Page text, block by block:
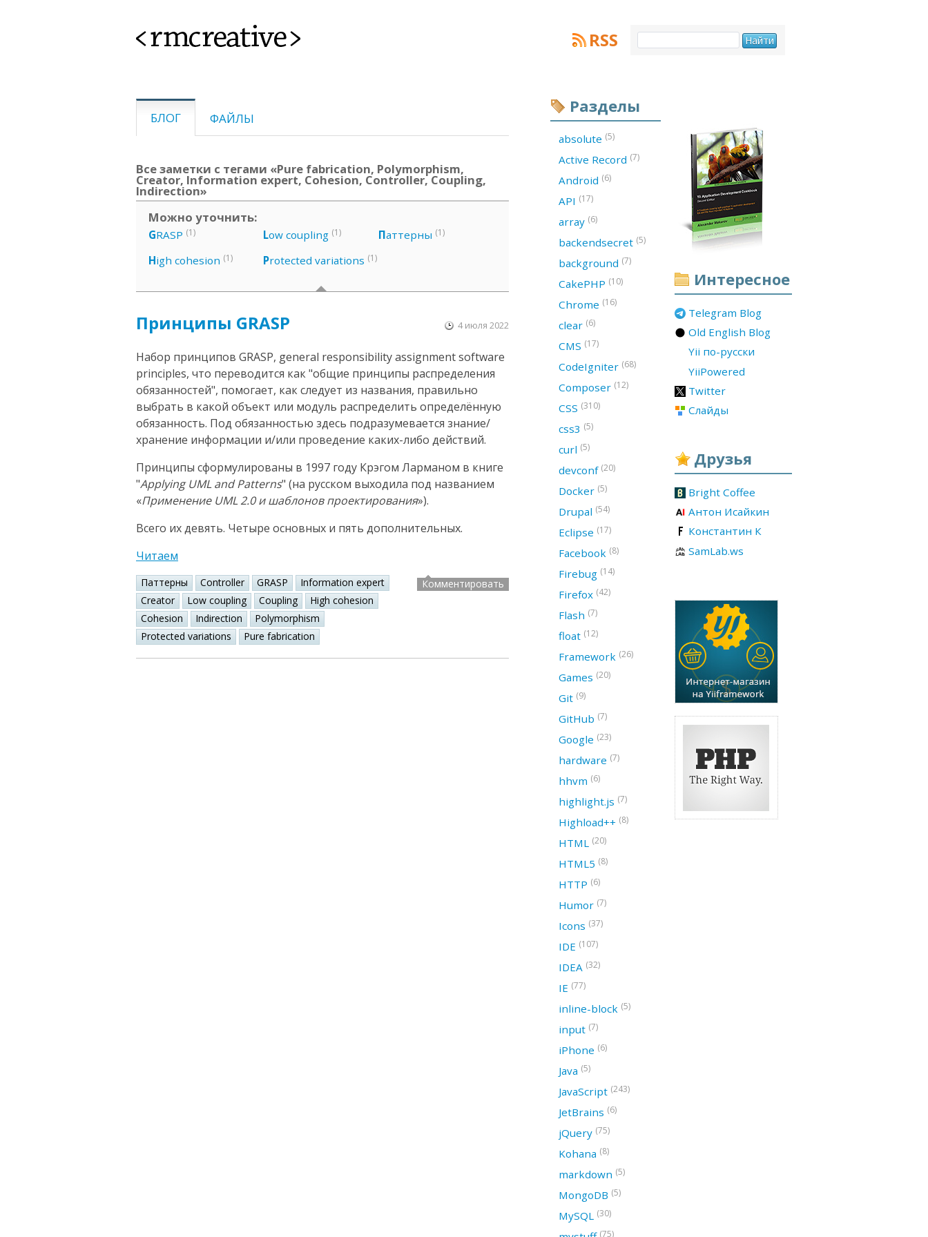
<rmcreative> RSS
БЛОГ ФАЙЛЫ
Все заметки с тегами «Pure fabrication, Polymorphism,
Creator, Information expert, Cohesion, Controller, Coupling,
Indirection»
Можно уточнить:
GRASP (1)
High cohesion (1)
Low coupling (1)
Protected variations (1)
Паттерны (1)
Принципы GRASP 4 июля 2022
Набор принципов GRASP, general responsibility assignment software
principles, что переводится как "общие принципы распределения
обязанностей", помогает, как следует из названия, правильно
выбрать в какой объект или модуль распределить определённую
обязанность. Под обязанностью здесь подразумевается знание/
хранение информации и/или проведение каких-либо действий.
Принципы сформулированы в 1997 году Крэгом Ларманом в книге
"Applying UML and Patterns" (на русском выходила под названием
«Применение UML 2.0 и шаблонов проектирования»).
Всего их девять. Четыре основных и пять дополнительных.
Читаем
Паттерны Controller GRASP
Information expert
Creator
Low coupling Coupling
High cohesion
Cohesion
Indirection
Polymorphism
Protected variations
Pure fabrication
Комментировать
Интересное
Telegram Blog
Old English Blog
Yii по-русски
YiiPowered
Twitter
Слайды
Друзья
Bright Coffee
Антон Исайкин
Константин К
SamLab.ws
Разделы
absolute (5)
Active Record (7)
Android (6)
API (17)
array (6)
backendsecret (5)
background (7)
CakePHP (10)
Chrome (16)
clear (6)
CMS (17)
CodeIgniter (68)
Composer (12)
CSS (310)
css3 (5)
curl (5)
devconf (20)
Docker (5)
Drupal (54)
Eclipse (17)
Facebook (8)
Firebug (14)
Firefox (42)
Flash (7)
float (12)
Framework (26)
Games (20)
Git (9)
GitHub (7)
Google (23)
hardware (7)
hhvm (6)
highlight.js (7)
Highload++ (8)
HTML (20)
HTML5 (8)
HTTP (6)
Humor (7)
Icons (37)
IDE (107)
IDEA (32)
IE (77)
inline-block (5)
input (7)
iPhone (6)
Java (5)
JavaScript (243)
JetBrains (6)
jQuery (75)
Kohana (8)
markdown (5)
MongoDB (5)
MySQL (30)
(75)